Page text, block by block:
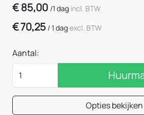
€85,00 /1 dag incl. BTW
€70,25 /1 dagexcl. BTW
Aantal:
Opties bekijken